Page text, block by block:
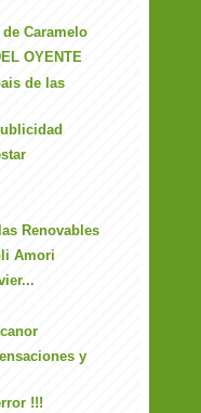
Caramelo
OYENTE
de las
Renovables
Amori
y
!!!